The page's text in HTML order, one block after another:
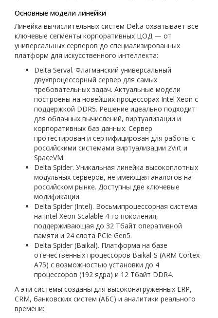
Основные модели линейки
Линейка вычислительных систем Delta охватывает все
ключевые сегменты корпоративных ЦОД — от
универсальных серверов до специализированных
платформ для искусственного интеллекта:
Delta Serval. Флагманский универсальный
двухпроцессорный сервер для самых
требовательных задач. Актуальные модели
построены на новейших процессорах Intel Xeon с
поддержкой DDR5. Решение идеально подходит
для облачных вычислений, виртуализации и
корпоративных баз данных. Сервер
протестирован и сертифицирован для работы с
российскими системами виртуализации zVirt и
SpaceVM.
Delta Spider. Уникальная линейка высокоплотных
модульных серверов, не имеющая аналогов на
российском рынке. Доступны две ключевые
модификации.
Delta Spider (Intel). Восьмипроцессорная система
на Intel Xeon Scalable 4-го поколения,
поддерживающая до 32 Тбайт оперативной
памяти и 24 слота PCIe Gen5.
Delta Spider (Baikal). Платформа на базе
отечественных процессоров Baikal-S (ARM Cortex-
A75) с возможностью установки до 4
процессоров (192 ядра) и 12 Тбайт DDR4.
А эти системы созданы для высоконагруженных ERP,
CRM, банковских систем (АБС) и аналитики реального
времени: